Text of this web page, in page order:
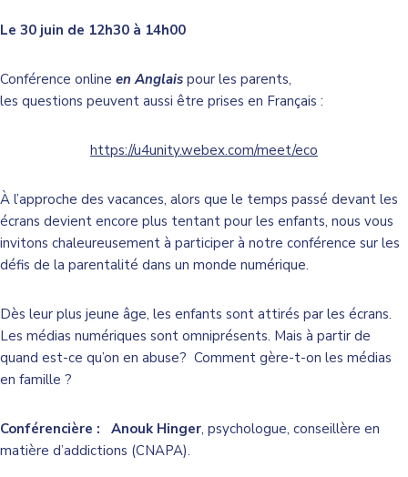
Le 30 juin de 12h30 à 14h00
Conférence online en Anglais pour les parents,
les questions peuvent aussi être prises en Français :
https://u4unity.webex.com/meet/eco
À l’approche des vacances, alors que le temps passé devant les
écrans devient encore plus tentant pour les enfants, nous vous
invitons chaleureusement à participer à notre conférence sur les
défis de la parentalité dans un monde numérique.
Dès leur plus jeune âge, les enfants sont attirés par les écrans.
Les médias numériques sont omniprésents. Mais à partir de
quand est-ce qu’on en abuse? Comment gère-t-on les médias
en famille ?
Conférencière : Anouk Hinger, psychologue, conseillère en
matière d’addictions (CNAPA).